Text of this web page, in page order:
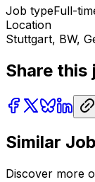
Job typeFull-
Location
Stuttgart, BW,
Share this
Similar
Discover more